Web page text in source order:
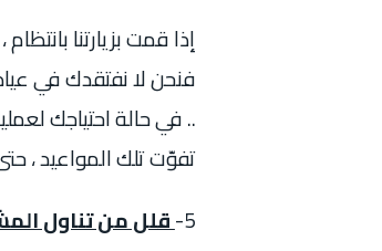
إذا قمت بزيارتنا
فنحن لا نفتقدك في
.. في حالة احتياجك
تفوّت تلك المواعيد ،
5- قلل من تناول